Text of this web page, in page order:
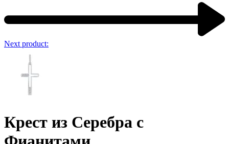
Next product:
Крест из Серебра с